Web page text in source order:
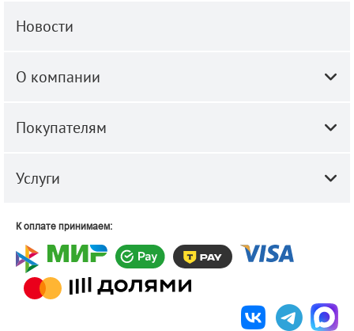
Новости
О компании
Покупателям
Услуги
К оплате принимаем: